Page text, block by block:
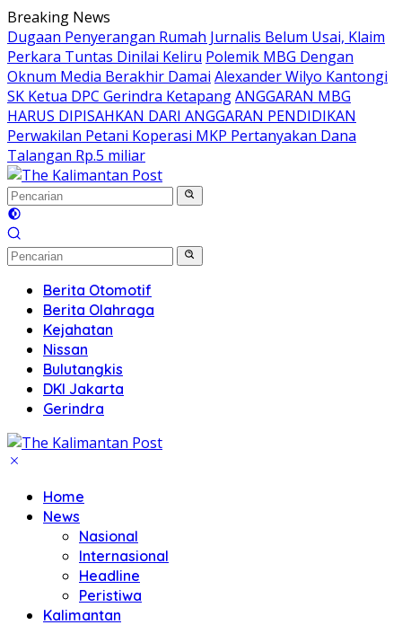
Langsung
ke
konten
Breaking News
Dugaan Penyerangan Rumah Jurnalis Belum Usai, Klaim
Perkara Tuntas Dinilai Keliru Polemik MBG Dengan
Oknum Media Berakhir Damai Alexander Wilyo Kantongi
SK Ketua DPC Gerindra KetapangANGGARAN MBG
HARUS DIPISAHKAN DARI ANGGARAN PENDIDIKAN
Perwakilan Petani Koperasi MKP Pertanyakan Dana
Talangan Rp.5 miliar
Berita Otomotif
Berita Olahraga
Kejahatan
Nissan
Bulutangkis
DKI Jakarta
Gerindra
Home
News
Nasional
Internasional
Headline
Peristiwa
Kalimantan